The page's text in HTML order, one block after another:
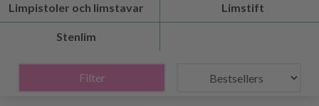
Limpistoler och limstavar Limstift
Stenlim
Filter